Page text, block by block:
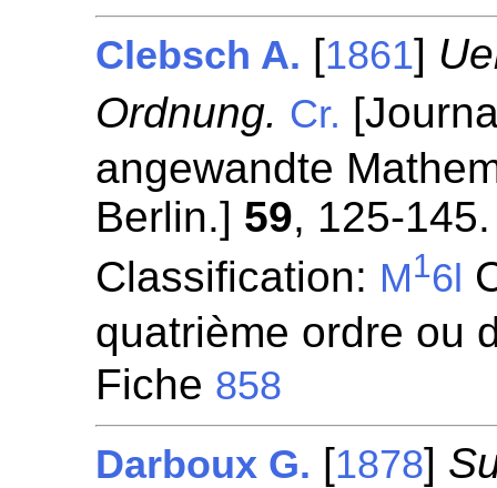
Clebsch A. [1861]
Ordnung. Cr.
angewandte
Berlin.] 59, 125-145.
Classification: M16l
quatrième ordre ou
Fiche 858
Darboux G. [1878]